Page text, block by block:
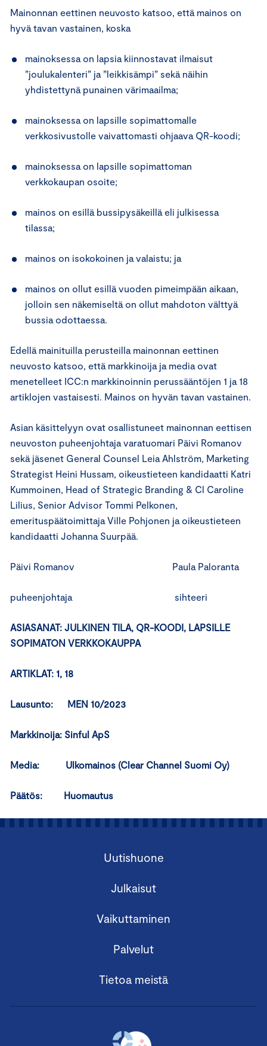
Mainonnan eettinen neuvosto katsoo, että mainos on
hyvä tavan vastainen, koska
mainoksessa on lapsia kiinnostavat ilmaisut
”joulukalenteri” ja ”leikkisämpi” sekä näihin
yhdistettynä punainen värimaailma;
mainoksessa on lapsille sopimattomalle
verkkosivustolle vaivattomasti ohjaava QR-koodi;
mainoksessa on lapsille sopimattoman
verkkokaupan osoite;
mainos on esillä bussipysäkeillä eli julkisessa
tilassa;
mainos on isokokoinen ja valaistu; ja
mainos on ollut esillä vuoden pimeimpään aikaan,
jolloin sen näkemiseltä on ollut mahdoton välttyä
bussia odottaessa.
Edellä mainituilla perusteilla mainonnan eettinen
neuvosto katsoo, että markkinoija ja media ovat
menetelleet ICC:n markkinoinnin perussääntöjen 1 ja 18
artiklojen vastaisesti. Mainos on hyvän tavan vastainen.
Asian käsittelyyn ovat osallistuneet mainonnan eettisen
neuvoston puheenjohtaja varatuomari Päivi Romanov
sekä jäsenet General Counsel Leia Ahlström, Marketing
Strategist Heini Hussam, oikeustieteen kandidaatti Katri
Kummoinen, Head of Strategic Branding & Cl Caroline
Lilius, Senior Advisor Tommi Pelkonen,
emerituspäätoimittaja Ville Pohjonen ja oikeustieteen
kandidaatti Johanna Suurpää.
Päivi Romanov Paula Paloranta
puheenjohtaja sihteeri
ASIASANAT: JULKINEN TILA, QR-KOODI, LAPSILLE
SOPIMATON VERKKOKAUPPA
ARTIKLAT: 1, 18
Lausunto: MEN 10/2023
Markkinoija: Sinful ApS
Media: Ulkomainos (Clear Channel Suomi Oy)
Päätös: Huomautus
Uutishuone
Julkaisut
Vaikuttaminen
Palvelut
Tietoa meistä